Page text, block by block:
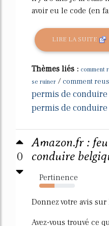
avoir eu le code (en
LIRE LA SUITE
Thèmes liés : comment
se ruiner / comment
permis de conduire
permis de conduire
0
Amazon.fr :
conduire
Pertinence
43%
Donnez votre avis
Avez-vous trouvé ce